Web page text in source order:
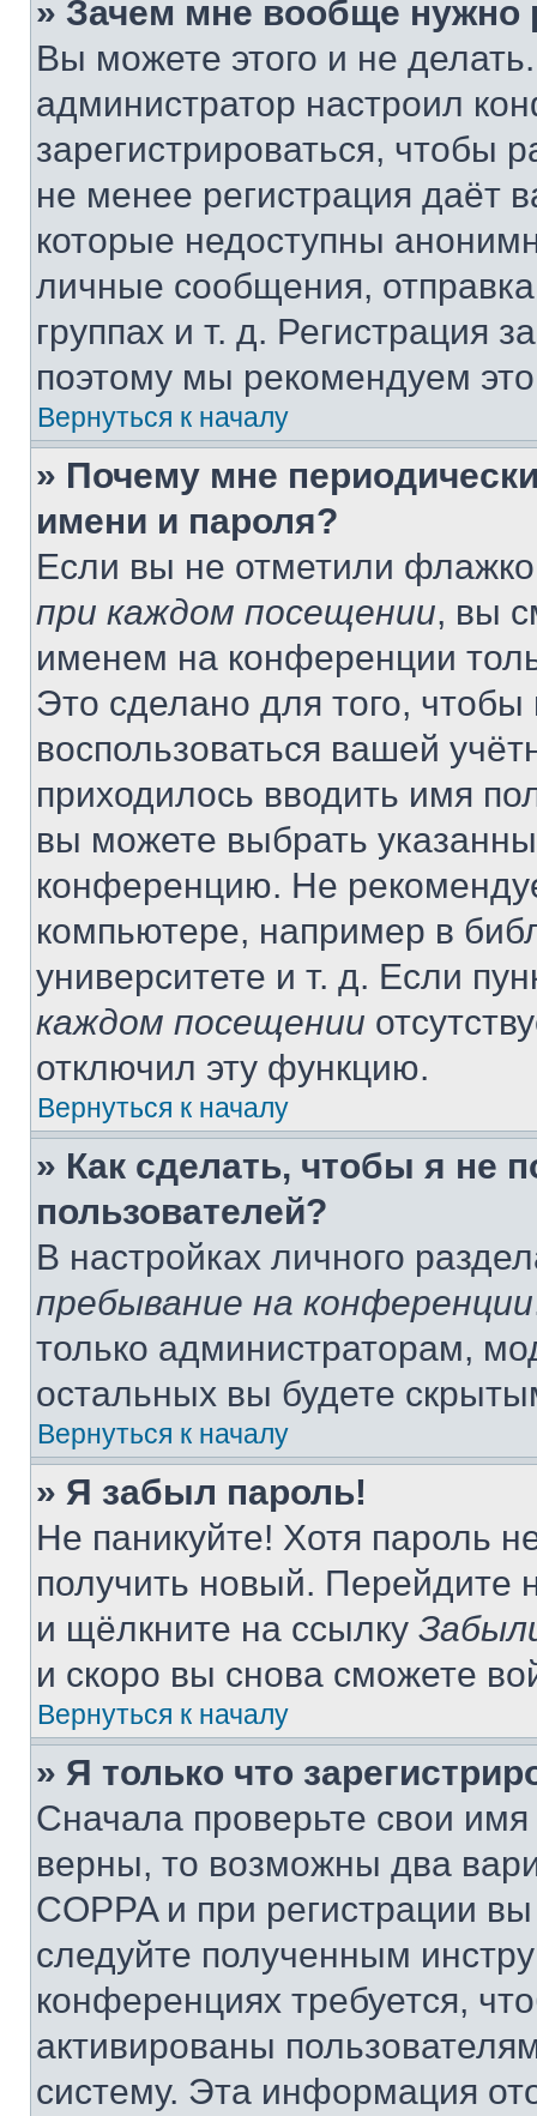
» Зачем мне вообще нужно
Вы можете этого и не
администратор настроил
зарегистрироваться, чтобы
не менее регистрация даёт
которые недоступны
личные сообщения,
группах и т. д. Регистрация
поэтому мы рекомендуем
Вернуться к началу
» Почему мне
имени и пароля?
Если вы не отметили
при каждом посещении, вы
именем на конференции
Это сделано для того, чтобы
воспользоваться вашей
приходилось вводить имя
вы можете выбрать
конференцию. Не
компьютере, например в
университете и т. д. Если
каждом посещении
отключил эту функцию.
Вернуться к началу
» Как сделать, чтобы я не
пользователей?
В настройках личного
пребывание на конференции
только администраторам,
остальных вы будете
Вернуться к началу
» Я забыл пароль!
Не паникуйте! Хотя пароль
получить новый. Перейдите
и щёлкните на ссылку
и скоро вы снова сможете
Вернуться к началу
» Я только что
Сначала проверьте свои
верны, то возможны два
COPPA и при регистрации
следуйте полученным
конференциях требуется,
активированы
систему. Эта информация